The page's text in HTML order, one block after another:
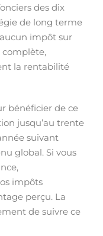
des dix
de long terme
impôt sur
complète,
la rentabilité
bénéficier de ce
jusqu’au trente
suivant
global. Si vous
impôts
perçu. La
de suivre ce